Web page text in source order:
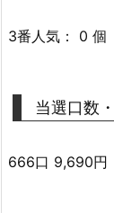
3番人気： 0 個
当選口数
666口 9,690円